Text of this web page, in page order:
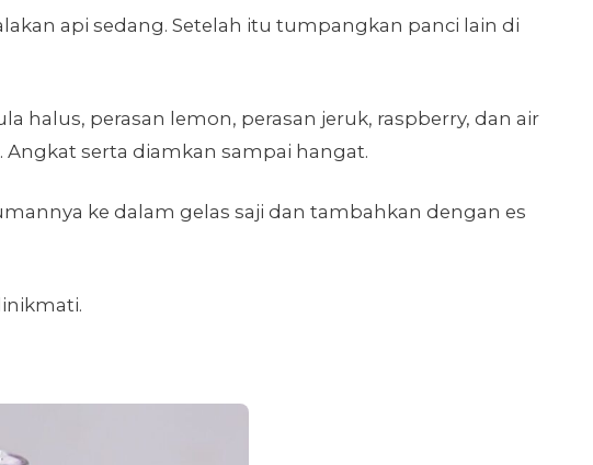
api sedang. Setelah itu tumpangkan panci lain di
halus, perasan lemon, perasan jeruk, raspberry, dan air
serta diamkan sampai hangat.
ke dalam gelas saji dan tambahkan dengan es